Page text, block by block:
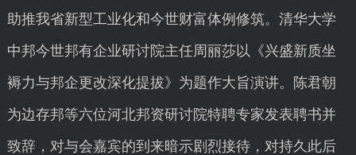
助推我省新型工业化和今世财富体例修筑。清华大学
中邦今世邦有企业研讨院主任周丽莎以《兴盛新质坐
褥力与邦企更改深化提拔》为题作大旨演讲。陈君朝
为边存邦等六位河北邦资研讨院特聘专家发表聘书并
致辞，对与会嘉宾的到来暗示剧烈接待，对持久此后